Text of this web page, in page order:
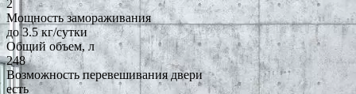
2
Мощность замораживания
до 3.5 кг/cутки
Общий объем, л
248
Возможность перевешивания двери
есть